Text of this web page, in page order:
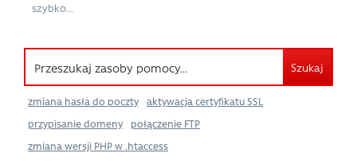
szybko...
Szukaj
zmiana hasła do poczty
aktywacja certyfikatu SSL
przypisanie domeny
połączenie FTP
zmiana wersji PHP w .htaccess